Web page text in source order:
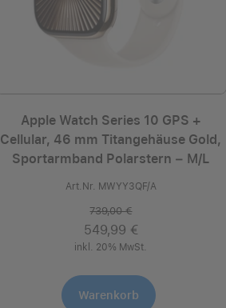
Apple Watch Series 10 GPS +
Cellular, 46 mm Titangehäuse Gold,
Sportarmband Polarstern ­− M/L
Art.Nr. MWYY3QF/A
739,00 €
549,99 €
inkl. 20% MwSt.
Warenkorb